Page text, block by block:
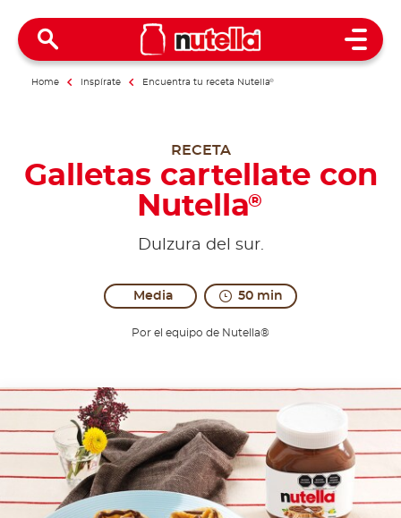
Open
Home Inspírate Encuentra tu receta Nutella®
RECETA
Galletas cartellate con
Nutella®
Dulzura del sur.
Media 50 min
Por el equipo de Nutella®